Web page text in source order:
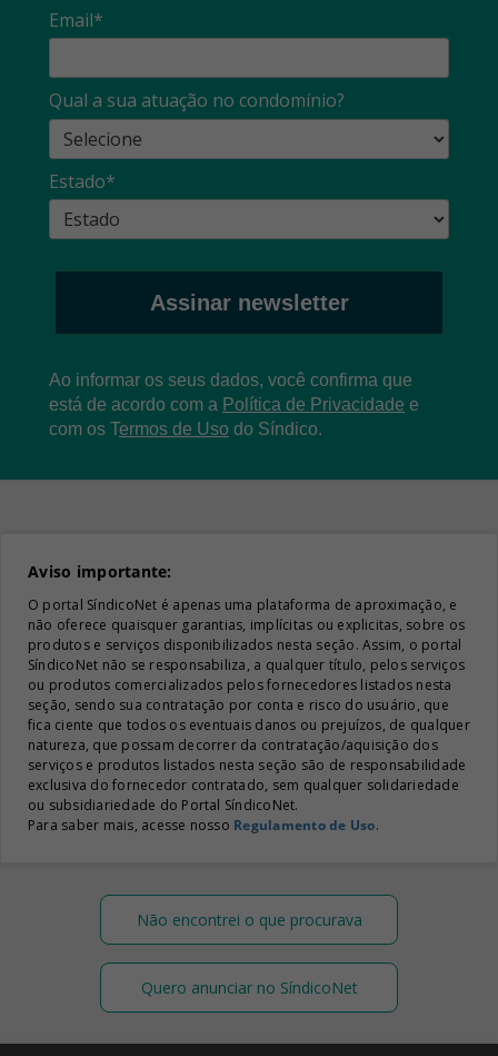
Email*
Qual a sua atuação no condomínio?
Estado*
Assinar newsletter
Ao informar os seus dados, você confirma que
está de acordo com a Política de Privacidade e
com os Termos de Uso do Síndico.
Aviso importante:
O portal SíndicoNet é apenas uma plataforma de aproximação, e
não oferece quaisquer garantias, implícitas ou explicitas, sobre os
produtos e serviços disponibilizados nesta seção. Assim, o portal
SíndicoNet não se responsabiliza, a qualquer título, pelos serviços
ou produtos comercializados pelos fornecedores listados nesta
seção, sendo sua contratação por conta e risco do usuário, que
fica ciente que todos os eventuais danos ou prejuízos, de qualquer
natureza, que possam decorrer da contratação/aquisição dos
serviços e produtos listados nesta seção são de responsabilidade
exclusiva do fornecedor contratado, sem qualquer solidariedade
ou subsidiariedade do Portal SíndicoNet.
Para saber mais, acesse nosso Regulamento de Uso.
Não encontrei o que procurava
Quero anunciar no SíndicoNet